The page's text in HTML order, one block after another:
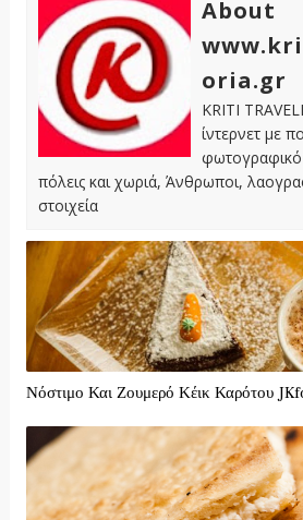
About
oria.gr
KRITI
ίντερνετ με
φωτογραφικό
πόλεις και χωριά, Άνθρωποι,
στοιχεία
Νόστιμο Και Ζουμερό Κέικ Καρότου